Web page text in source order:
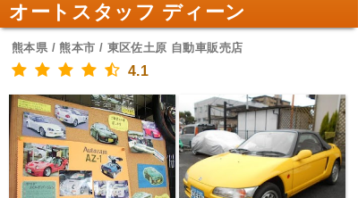
オートスタッフ ディーン
熊本県 / 熊本市 / 東区佐土原 自動車販売店
4.1